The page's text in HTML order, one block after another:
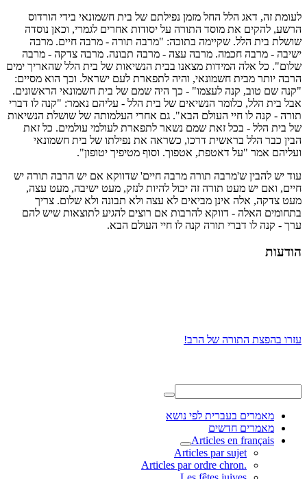
לעומת זה, דאג הלל החל מזמן נפילתם של בית חשמונאי בידי הורדוס
הרשע, להקים את מוסד התורה על יסודות אחרים לגמרי, וכאן נוסדה
שושלת בית הלל. שקיימה בתוכה: "מרבה תורה - מרבה חיים. מרבה
ישיבה - מרבה חכמה. מרבה עצה - מרבה תבונה. מרבה צדקה - מרבה
שלום". כל אלה המידות מצאנו בבית הנשיאות של בית הלל שהאריך ימים
הרבה יותר מבית חשמונאי, והיה לתפארת לעם ישראל. וכך הוא מסיים:
"קנה שם טוב, קנה לעצמו" - כך היה שמם של בית חשמונאי הראשונים.
אבל בית הלל, כלומר הנשיאים של בית הלל - עליהם נאמר: "קנה לו דברי
תורה - קנה לו חיי העולם הבא". גם אחרי העלמותה של שושלת הנשיאות
של בית הלל - בכל זאת שמם נשאר לתפארת לעולמי עולמים. כל זאת
הבין כבר הלל בראשית דרכו, כשראה את נפילתו של בית חשמונאי
ועליהם אמר "על דאטפת, אטפוך. וסוף מטיפיך יטופון".
עוד יש להבין ש'מרבה תורה מרבה חיים' שדווקא אם יש הרבה תורה יש
חיים, ואם יש מעט תורה זה יכול להיות לנזק, מעט ישיבה, מעט עצה,
מעט צדקה, אלה אינן מביאים לא עצה ולא תבונה ולא שלום. צריך
בתחומים האלה - דווקא להרבות אם רוצים להגיע לתוצאות שיש להם
ערך - קנה לו דברי תורה קנה לו חיי העולם הבא.
הודעות
עזרו בהפצת התורה של הרב!
מאמרים בעברית לפי נושא
מאמרים חדשים
Articles en français
Articles par sujet
.Articles par ordre chron